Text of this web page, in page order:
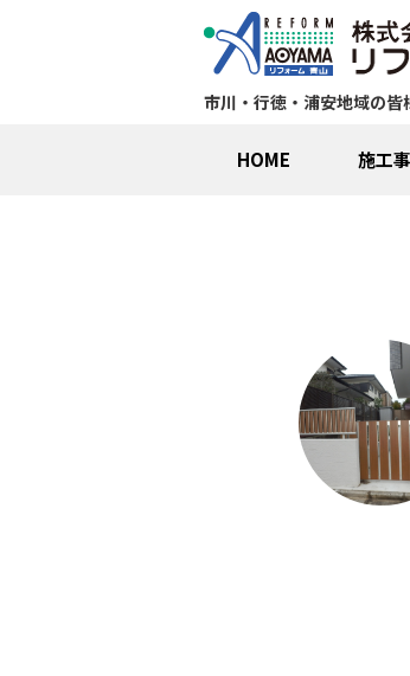
市川・行徳・浦安地域の
HOME 施工